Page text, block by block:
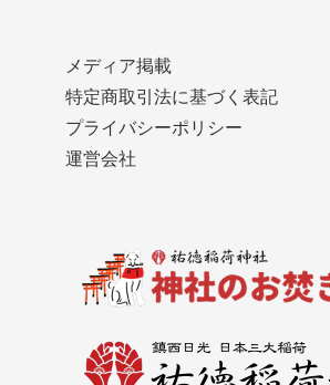
メディア掲載
特定商取引法に基づく表記
プライバシーポリシー
運営会社